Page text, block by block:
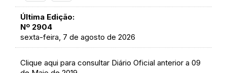
Última Edição:
Nº 2904
sexta-feira, 7 de agosto de 2026
Clique aqui para consultar Diário Oficial anterior a 09